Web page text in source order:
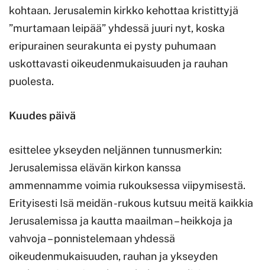
kohtaan. Jerusalemin kirkko kehottaa kristittyjä
”murtamaan leipää” yhdessä juuri nyt, koska
eripurainen seurakunta ei pysty puhumaan
uskottavasti oikeudenmukaisuuden ja rauhan
puolesta.
Kuudes päivä
esittelee ykseyden neljännen tunnusmerkin:
Jerusalemissa elävän kirkon kanssa
ammennamme voimia rukouksessa viipymisestä.
Erityisesti Isä meidän -rukous kutsuu meitä kaikkia
Jerusalemissa ja kautta maailman – heikkoja ja
vahvoja – ponnistelemaan yhdessä
oikeudenmukaisuuden, rauhan ja ykseyden